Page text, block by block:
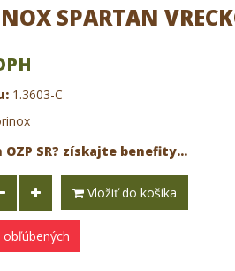
SPARTAN
1.3603-C
SR? získajte benefity...
Vložiť do košíka